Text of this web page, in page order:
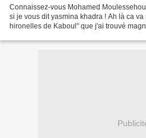
Connaissez-vous Mohamed
si je vous dit yasmina khadra ! Ah là ca
hironelles de Kaboul" que j'ai trouvé